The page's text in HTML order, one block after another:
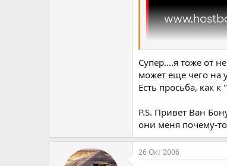
Супер....я тоже от
может еще чего на
Есть просьба, как
P.S. Привет Ван
они меня почему-
26 Окт 2006